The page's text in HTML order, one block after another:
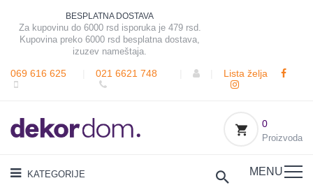
BESPLATNA DOSTAVA
Za kupovinu do 6000 rsd isporuka je 479 rsd.
Kupovina preko 6000 rsd besplatna dostava,
izuzev nameštaja.
069 616 625 021 6621 748 Lista želja
0
Proizvoda
KATEGORIJE MENU